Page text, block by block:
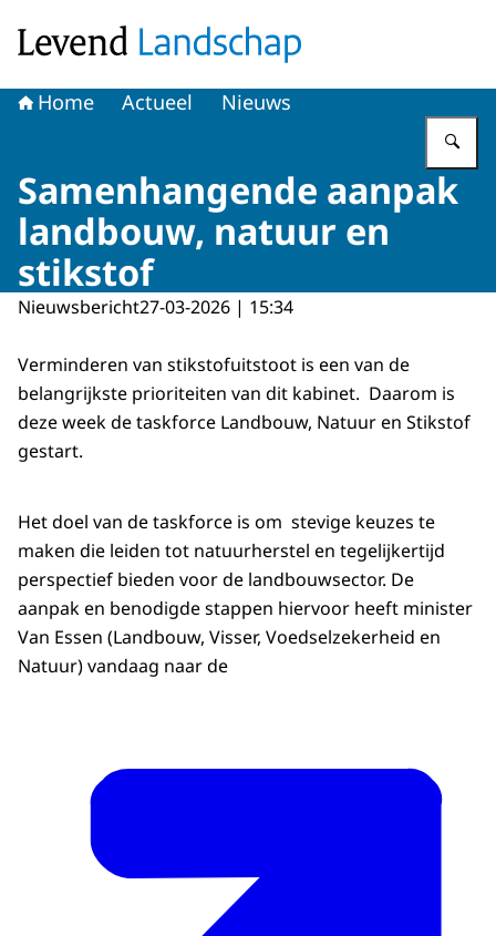
Home Actueel Nieuws
Samenhangende aanpak
landbouw, natuur en
stikstof
Nieuwsbericht27-03-2026 | 15:34
Verminderen van stikstofuitstoot is een van de
belangrijkste prioriteiten van dit kabinet. Daarom is
deze week de taskforce Landbouw, Natuur en Stikstof
gestart.
Het doel van de taskforce is om stevige keuzes te
maken die leiden tot natuurherstel en tegelijkertijd
perspectief bieden voor de landbouwsector. De
aanpak en benodigde stappen hiervoor heeft minister
Van Essen (Landbouw, Visser, Voedselzekerheid en
Natuur) vandaag naar de